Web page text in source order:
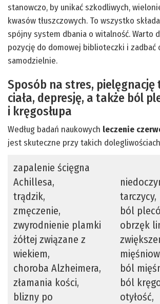
stanowczo, by unikać szkodliwych,
kwasów tłuszczowych. To wszystko
spójny system dbania o witalność. Warto
pozycję do domowej biblioteczki i zadbać
samodzielnie.
Sposób na stres, pielęgnację
ciała, depresję, a także ból
i kręgosłupa
Według badań naukowych leczenie
jest skuteczne przy takich
zapalenie ścięgna
Achillesa,
trądzik,
zmęczenie,
zwyrodnienie plamki
żółtej związane z
wiekiem,
choroba Alzheimera,
złamania kości,
blizny po
tarczycy,
ból
obrzęk
ból
ból
otyłość,